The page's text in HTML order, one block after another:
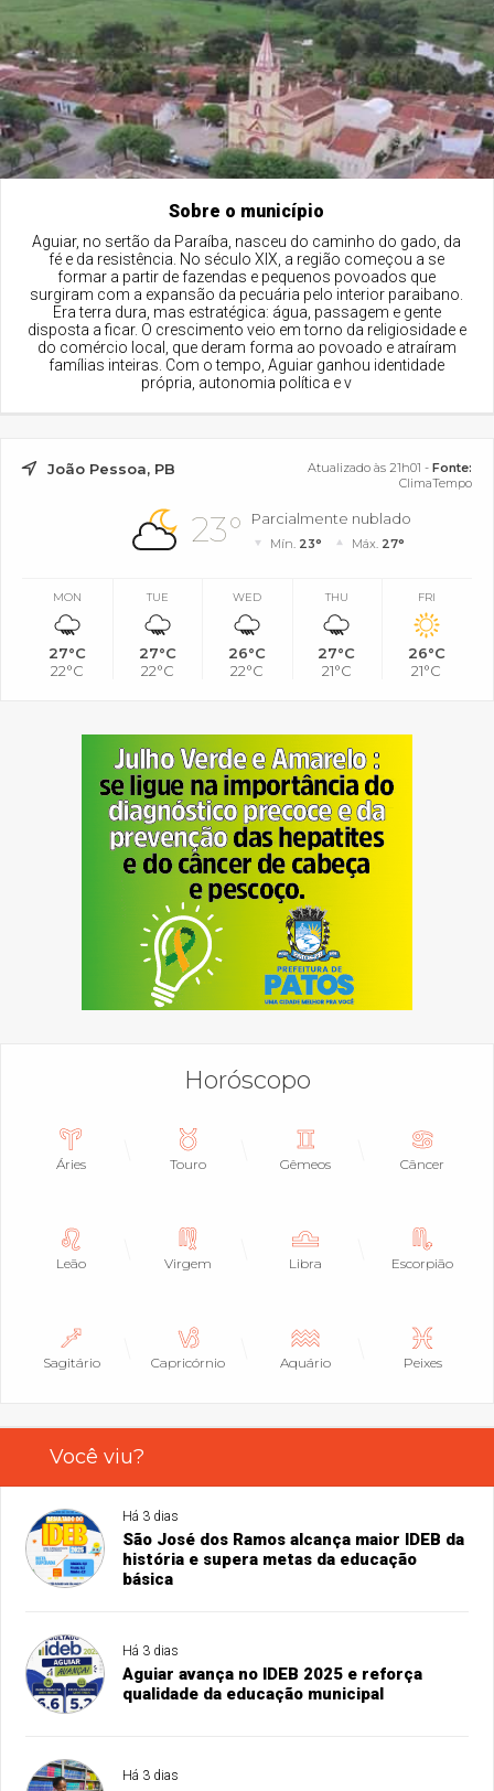
Sobre o município
Aguiar, no sertão da Paraíba, nasceu do caminho do gado, da
fé e da resistência. No século XIX, a região começou a se
formar a partir de fazendas e pequenos povoados que
surgiram com a expansão da pecuária pelo interior paraibano.
Era terra dura, mas estratégica: água, passagem e gente
disposta a ficar. O crescimento veio em torno da religiosidade e
do comércio local, que deram forma ao povoado e atraíram
famílias inteiras. Com o tempo, Aguiar ganhou identidade
própria, autonomia política e v
João Pessoa, PB Atualizado às 21h01 - Fonte:
ClimaTempo
23° Parcialmente nublado
Mín. 23° Máx. 27°
MON
27°C
22°C
TUE
27°C
22°C
WED
26°C
22°C
THU
27°C
21°C
FRI
26°C
21°C
Horóscopo
Áries Touro Gêmeos Câncer
Leão Virgem Libra Escorpião
Sagitário Capricórnio Aquário Peixes
Você viu?
Há 3 dias
São José dos Ramos alcança maior IDEB da
história e supera metas da educação
básica
Há 3 dias
Aguiar avança no IDEB 2025 e reforça
qualidade da educação municipal
Há 3 dias